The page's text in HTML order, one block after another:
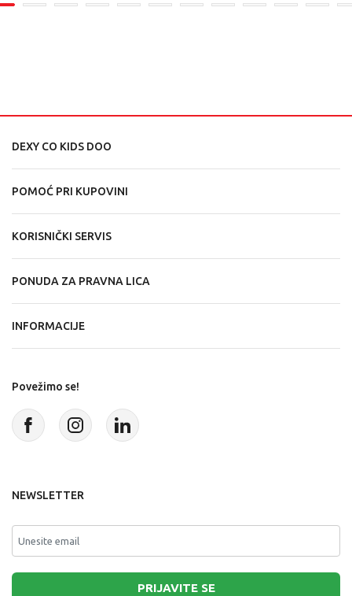
DEXY CO KIDS DOO
POMOĆ PRI KUPOVINI
KORISNIČKI SERVIS
PONUDA ZA PRAVNA LICA
INFORMACIJE
Povežimo se!
NEWSLETTER
PRIJAVITE SE